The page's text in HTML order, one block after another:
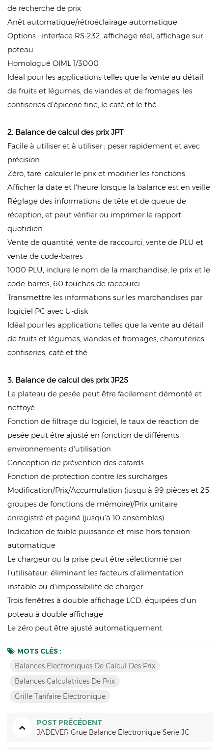
de recherche de prix
Arrêt automatique/rétroéclairage automatique
Options : interface RS-232, affichage réel, affichage sur
poteau
Homologué OIML 1/3000
Idéal pour les applications telles que la vente au détail
de fruits et légumes, de viandes et de fromages, les
confiseries d'épicerie fine, le café et le thé
2. Balance de calcul des prix JPT
Facile à utiliser et à utiliser ; peser rapidement et avec
précision
Zéro, tare, calculer le prix et modifier les fonctions
Afficher la date et l'heure lorsque la balance est en veille
Réglage des informations de tête et de queue de
réception, et peut vérifier ou imprimer le rapport
quotidien
Vente de quantité, vente de raccourci, vente de PLU et
vente de code-barres
1000 PLU, inclure le nom de la marchandise, le prix et le
code-barres, 60 touches de raccourci
Transmettre les informations sur les marchandises par
logiciel PC avec U-disk
Idéal pour les applications telles que la vente au détail
de fruits et légumes, viandes et fromages, charcuteries,
confiseries, café et thé
3. Balance de calcul des prix JP2S
Le plateau de pesée peut être facilement démonté et
nettoyé
Fonction de filtrage du logiciel, le taux de réaction de
pesée peut être ajusté en fonction de différents
environnements d'utilisation
Conception de prévention des cafards
Fonction de protection contre les surcharges
Modification/Prix/Accumulation (jusqu'à 99 pièces et 25
groupes de fonctions de mémoire)/Prix unitaire
enregistré et paginé (jusqu'à 10 ensembles)
Indication de faible puissance et mise hors tension
automatique
Le chargeur ou la prise peut être sélectionné par
l'utilisateur, éliminant les facteurs d'alimentation
instable ou d'impossibilité de charger.
Trois fenêtres à double affichage LCD, équipées d'un
poteau à double affichage
Le zéro peut être ajusté automatiquement
MOTS CLÉS :
Balances Électroniques De Calcul Des Prix
Balances Calculatrices De Prix
Grille Tarifaire Électronique
POST PRÉCÉDENT
JADEVER Grue Balance Électronique Série JC